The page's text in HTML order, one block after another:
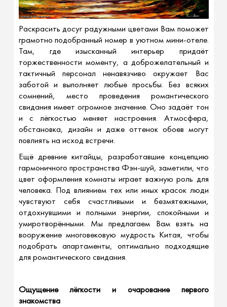
Раскрасить досуг радужными цветами Вам поможет
грамотно подобранный номер в уютном мини-отеле.
Там, где изысканный интерьер придаёт
торжественности моменту, а доброжелательный и
тактичный персонал ненавязчиво окружает Вас
заботой и выполняет любые просьбы. Без всяких
сомнений, место проведения романтического
свидания имеет огромное значение. Оно задаёт тон
и с лёгкостью меняет настроения. Атмосфера,
обстановка, дизайн и даже оттенок обоев могут
повлиять на исход встречи.
Ещё древние китайцы, разработавшие концепцию
гармоничного пространства Фэн-шуй, заметили, что
цвет оформления комнаты играет важную роль для
человека. Под влиянием тех или иных красок люди
чувствуют себя счастливыми и безмятежными,
отдохнувшими и полными энергии, спокойными и
умиротворёнными. Мы предлагаем Вам взять на
вооружение многовековую мудрость Китая, чтобы
подобрать апартаменты, оптимально подходящие
для романтического свидания.
Ощущение лёгкости и очарование первого
знакомства